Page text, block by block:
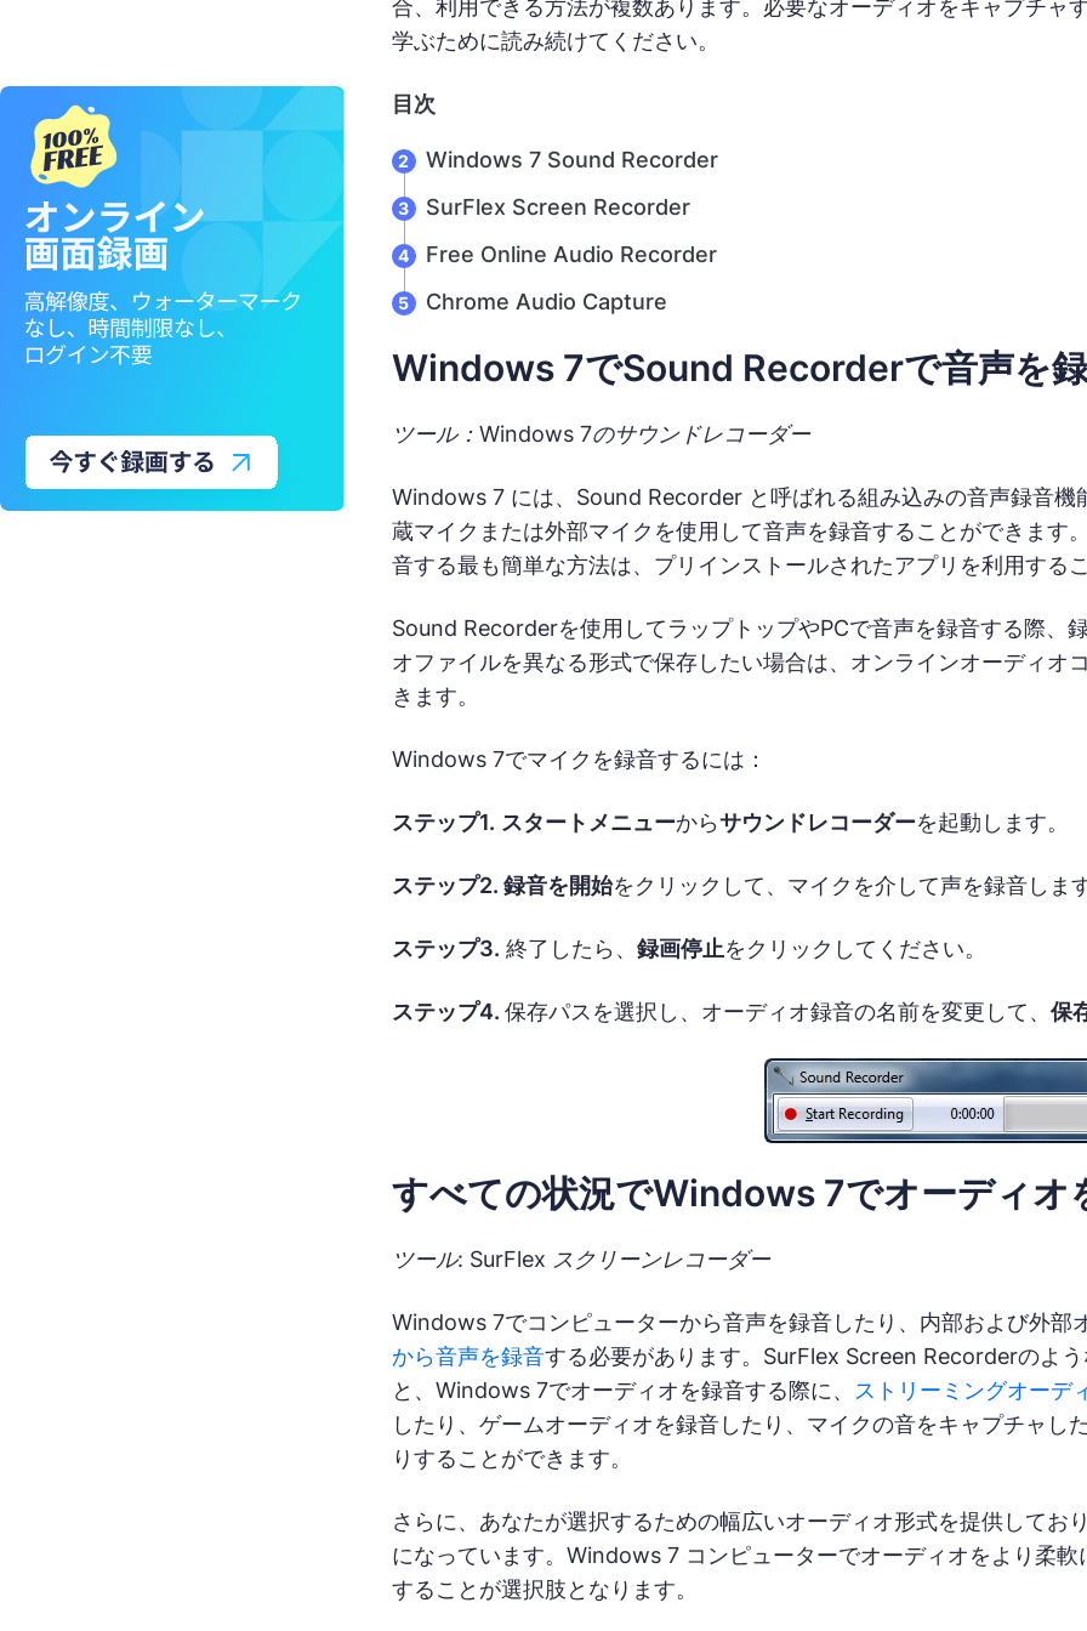
合、利用できる方法が複数あります。必要なオーディオをキャプチ
学ぶために読み続けてください。
目次
Windows 7 Sound Recorder
SurFlex Screen Recorder
Free Online Audio Recorder
Chrome Audio Capture
Windows 7でSound Recorderで音声を
ツール：Windows 7のサウンドレコーダー
Windows 7 には、Sound Recorder と呼ばれる組み込みの音声録音機
蔵マイクまたは外部マイクを使用して音声を録音することができま
音する最も簡単な方法は、プリインストールされたアプリを利用する
Sound Recorderを使用してラップトップやPCで音声を録音する際、
オファイルを異なる形式で保存したい場合は、オンラインオーディオ
きます。
Windows 7でマイクを録音するには：
ステップ1. スタートメニューからサウンドレコーダーを起動します。
ステップ2. 録音を開始をクリックして、マイクを介して声を録音しま
ステップ3. 終了したら、 録画停止をクリックしてください。
ステップ4. 保存パスを選択し、オーディオ録音の名前を変更して、 保
すべての状況でWindows 7でオーディオ
ツール: SurFlex スクリーンレコーダー
Windows 7でコンピューターから音声を録音したり、内部および外部
から音声を録音する必要があります。SurFlex Screen Recorderのよ
と、Windows 7でオーディオを録音する際に、
ストリーミングオーデ
したり、ゲームオーディオを録音したり、マイクの音をキャプチャ
りすることができます。
さらに、あなたが選択するための幅広いオーディオ形式を提供して
になっています。Windows 7 コンピューターでオーディオをより柔
することが選択肢となります。